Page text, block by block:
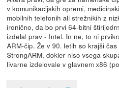
v komunikacijskih opremi,
mobilnih telefonih ali strežnikih z
ironično, da bo prvi 64-bitni
izdelal prav - Intel. In ne, to ni
ARM-čip. Že v 90. letih so krajši
StrongARM, dokler niso vsega
livarne izdelovale v glavnem x86